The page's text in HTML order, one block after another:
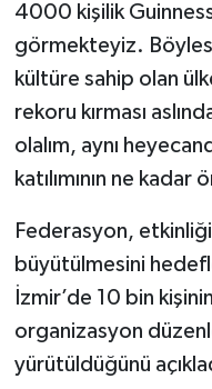
4000 kişilik
görmekteyiz.
kültüre sahip olan
rekoru kırması
olalım, aynı
katılımının ne
Federasyon,
büyütülmesini
İzmir’de 10 bin
organizasyon
yürütüldüğünü